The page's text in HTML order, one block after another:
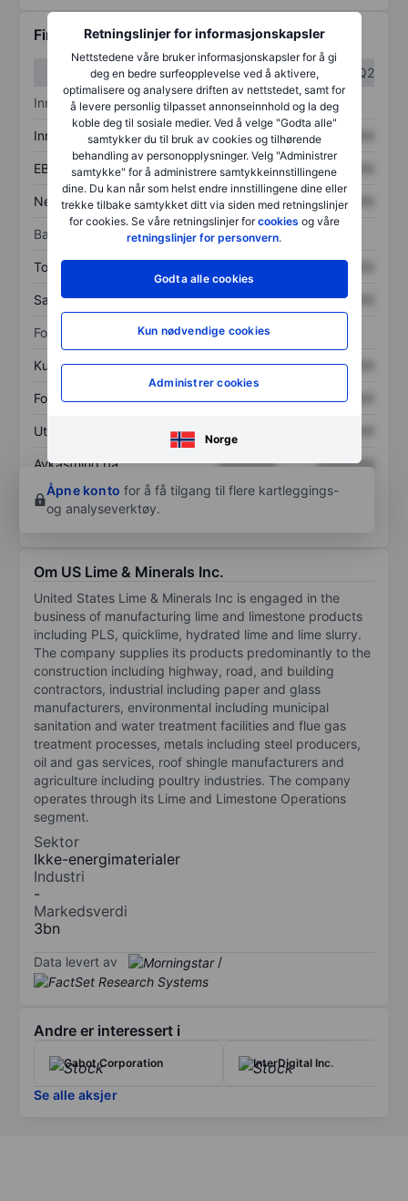
Retningslinjer for informasjonskapsler
Nettstedene våre bruker informasjonskapsler for å gi
deg en bedre surfeopplevelse ved å aktivere,
optimalisere og analysere driften av nettstedet, samt for
å levere personlig tilpasset annonseinnhold og la deg
koble deg til sosiale medier. Ved å velge "Godta alle"
samtykker du til bruk av cookies og tilhørende
behandling av personopplysninger. Velg "Administrer
samtykke" for å administrere samtykkeinnstillingene
dine. Du kan når som helst endre innstillingene dine eller
trekke tilbake samtykket ditt via siden med retningslinjer
for cookies. Se våre retningslinjer forcookies og våre
retningslinjer for personvern.
Godta alle cookies
Kun nødvendige cookies
Administrer cookies
Norge
Finansiell informasjon
Q1
Q2
Inntektsoversikt
Inntekter XXXXXXX XXXXXXX
EBITDA XXXXXXX XXXXXXX
Nettoinntekt XXXXXXX XXXXXXX
Balanse
Totale eiendeler XXXXXXX
Samlet gjeld XXXXXXX XXXXXXX
Forholdstall
Kurs/salg XXXXXXX XXXXXXX
Fortjeneste per aksje XXXXXXX XXXXXXX
Utbytte per aksje
Avkastning på
egenkapital
XXXXXXX
XXXXXXX
Åpne konto for å få tilgang til flere kartleggings-
og analyseverktøy.
Om US Lime & Minerals Inc.
United States Lime & Minerals Inc is engaged in the
business of manufacturing lime and limestone products
including PLS, quicklime, hydrated lime and lime slurry.
The company supplies its products predominantly to the
construction including highway, road, and building
contractors, industrial including paper and glass
manufacturers, environmental including municipal
sanitation and water treatment facilities and flue gas
treatment processes, metals including steel producers,
oil and gas services, roof shingle manufacturers and
agriculture including poultry industries. The company
operates through its Lime and Limestone Operations
segment.
Sektor
Ikke-energimaterialer
Industri
-
Markedsverdi
3bn
Data levert av /
Andre er interessert i
Cabot Corporation InterDigital Inc.
Se alle aksjer